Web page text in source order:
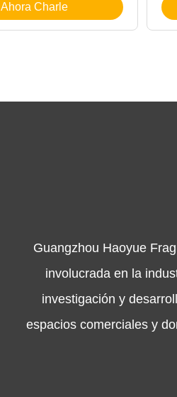
Ahora Charle
Guangzhou Haoyue
involucrada en la
investigación y
espacios comerciales y